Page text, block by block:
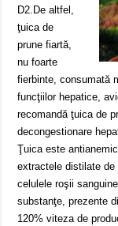
D2.De altfel,
ţuica de
prune fiartă,
nu foarte
fierbinte, consumată
funcţiilor hepatice,
recomandă ţuica de
decongestionare
Ţuica este
extractele distilate
celulele roşii
substanţe, prezente
120% viteza de